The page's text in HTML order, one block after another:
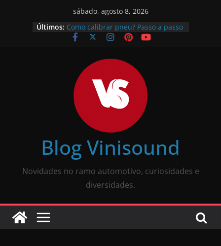
sábado, agosto 8, 2026
Últimos: Como calibrar pneu? Passo a passo
descomplicado
O som automotivo Pioneer é bom?
Review completa
Som para carros com bluetooth e
tela: como escolher?
O que é pneu remold? É seguro?
Vale a pena?
Blog Vinisound
Novidades no ramo automotivo, curiosidades e
diversidades.